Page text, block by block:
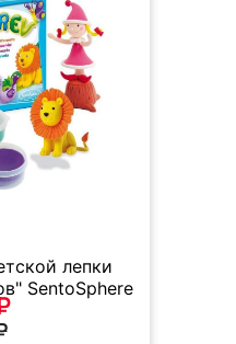
лепки
SentoSphere